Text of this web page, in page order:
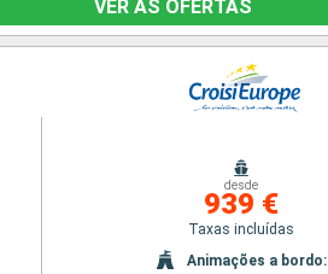
VER AS OFERTAS
desde
939 €
Taxas incluídas
Animações a bordo: